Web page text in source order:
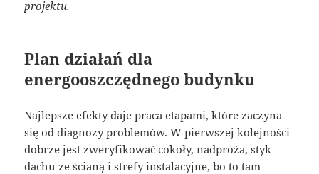
projektu.
Plan działań dla
energooszczędnego budynku
Najlepsze efekty daje praca etapami, które zaczyna
się od diagnozy problemów. W pierwszej kolejności
dobrze jest zweryfikować cokoły, nadproża, styk
dachu ze ścianą i strefy instalacyjne, bo to tam